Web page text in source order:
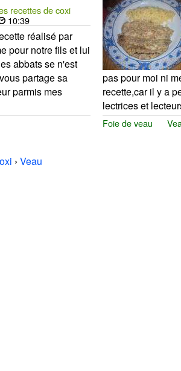
recettes de coxi
10:39
réalisé par
pour notre fils et lui
abbats se n'est
partage sa
parmis mes
pas pour moi ni
recette,car il y a
lectrices et
Foie de veau
› Veau